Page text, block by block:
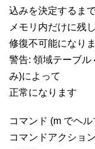
込みを決定するま
メモリ内だけに残
修復不可能になりま
警告: 領域テーブル
み)によって
正常になります
コマンド (m でヘ
コマンドアクション